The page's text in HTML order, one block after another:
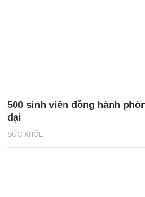
SỨC KHỎE
500 sinh viên đồng hành
dại